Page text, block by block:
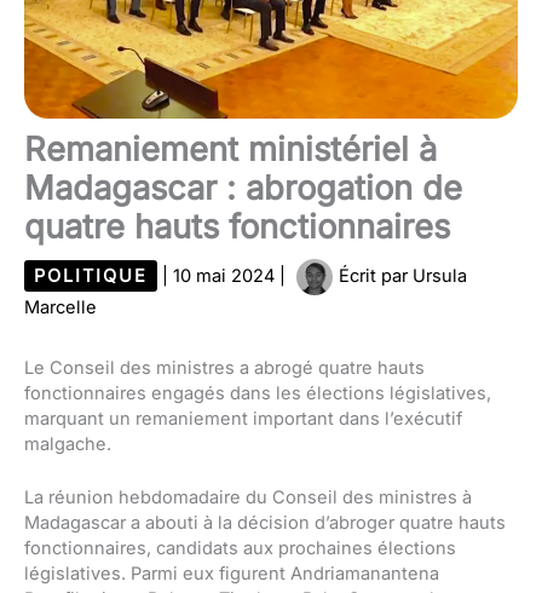
Remaniement ministériel à
Madagascar : abrogation de
quatre hauts fonctionnaires
POLITIQUE 10 mai 2024 Écrit par Ursula
Marcelle
Le Conseil des ministres a abrogé quatre hauts
fonctionnaires engagés dans les élections législatives,
marquant un remaniement important dans l’exécutif
malgache.
La réunion hebdomadaire du Conseil des ministres à
Madagascar a abouti à la décision d’abroger quatre hauts
fonctionnaires, candidats aux prochaines élections
législatives. Parmi eux figurent Andriamanantena